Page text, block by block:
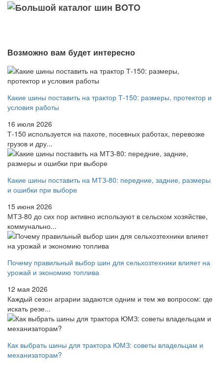
Возможно вам будет интересно
Какие шины поставить на трактор Т-150: размеры, протектор и
условия работы
16 июля 2026
Т-150 используется на пахоте, посевных работах, перевозке
грузов и дру...
Какие шины поставить на МТЗ-80: передние, задние, размеры
и ошибки при выборе
15 июня 2026
МТЗ-80 до сих пор активно используют в сельском хозяйстве,
коммунально...
Почему правильный выбор шин для сельхозтехники влияет на
урожай и экономию топлива
12 мая 2026
Каждый сезон аграрии задаются одним и тем же вопросом: где
искать резе...
Как выбрать шины для трактора ЮМЗ: советы владельцам и
механизаторам?